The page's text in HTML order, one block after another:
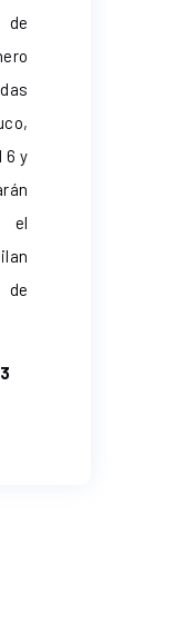
6 y
el
de